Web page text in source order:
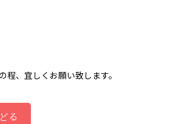
、宜しくお願い致します。
る